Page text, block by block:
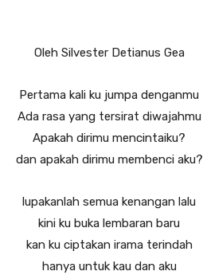
Oleh Silvester Detianus Gea
Pertama kali ku jumpa denganmu
Ada rasa yang tersirat diwajahmu
Apakah dirimu mencintaiku?
dan apakah dirimu membenci aku?
lupakanlah semua kenangan lalu
kini ku buka lembaran baru
kan ku ciptakan irama terindah
hanya untuk kau dan aku